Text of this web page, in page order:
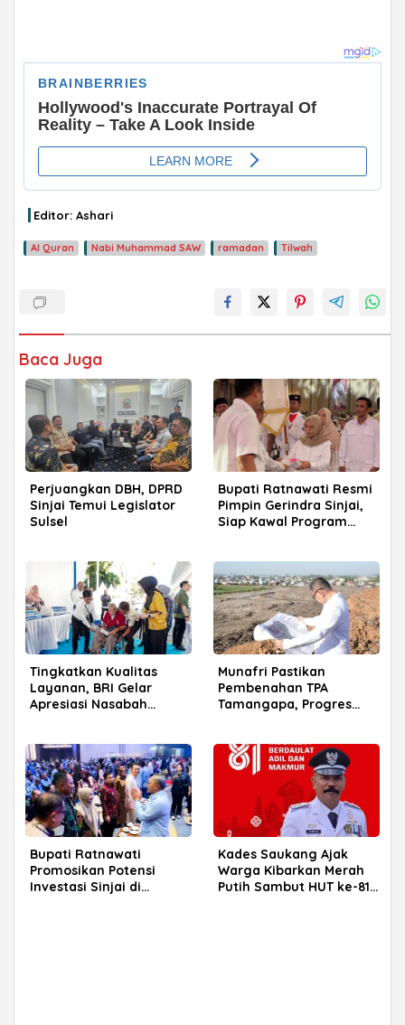
Editor: Ashari
Al Quran Nabi Muhammad SAW ramadan Tilwah
Baca Juga
Perjuangkan DBH, DPRD
Sinjai Temui Legislator
Sulsel
Bupati Ratnawati Resmi
Pimpin Gerindra Sinjai,
Siap Kawal Program
Tingkatkan Kualitas
Layanan, BRI Gelar
Apresiasi Nasabah
Munafri Pastikan
Pembenahan TPA
Tamangapa, Progres
Bupati Ratnawati
Promosikan Potensi
Investasi Sinjai di
Kades Saukang Ajak
Warga Kibarkan Merah
Putih Sambut HUT ke-81